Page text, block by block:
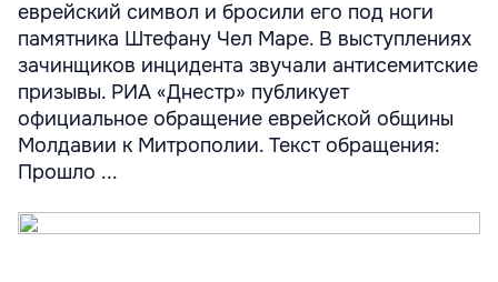
еврейский символ и бросили его под ноги
памятника Штефану Чел Маре. В выступлениях
зачинщиков инцидента звучали антисемитские
призывы. РИА «Днестр» публикует
официальное обращение еврейской общины
Молдавии к Митрополии. Текст обращения:
Прошло ...